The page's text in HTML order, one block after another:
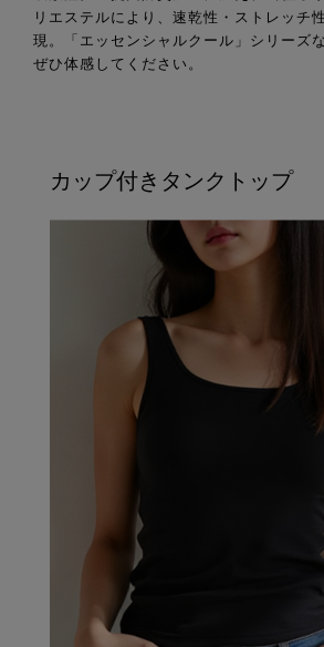
リエステルにより、速乾性・ストレッチ
現。「エッセンシャルクール」シリーズ
ぜひ体感してください。
カップ付きタンクトップ